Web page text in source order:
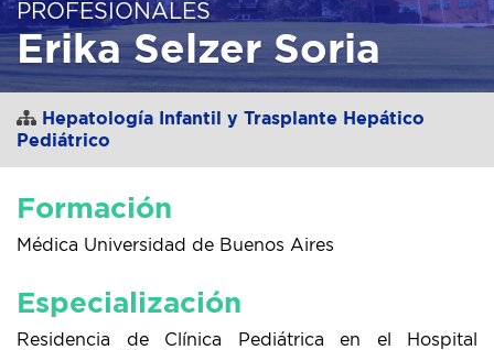
PROFESIONALES
Erika Selzer Soria
Hepatología Infantil y Trasplante Hepático
Pediátrico
Formación
Médica Universidad de Buenos Aires
Especialización
Residencia de Clínica Pediátrica en el Hospital